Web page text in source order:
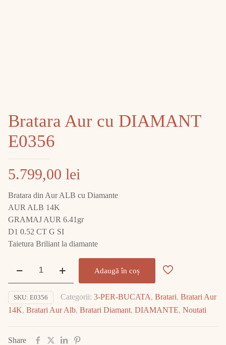
Bratara Aur cu DIAMANT
E0356
5.799,00 lei
Bratara din Aur ALB cu Diamante
AUR ALB 14K
GRAMAJ AUR 6.41gr
D1 0.52 CT G SI
Taietura Briliant la diamante
cu
DIAMANT
Adaugă în coș
SKU: E0356 Categorii: 3-PER-BUCATA, Bratari, Bratari Aur
14K, Bratari Aur Alb, Bratari Diamant, DIAMANTE, Noutati
Share